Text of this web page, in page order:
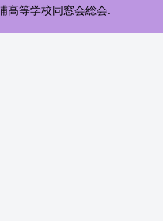
高等学校同窓会総会.